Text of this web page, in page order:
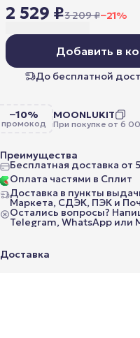
2 529 ₽3 209 ₽−21%
Добавить в
До бесплатной
−10%
промокод
MOONLUKIT
При покупке от 6
Преимущества
Бесплатная доставка от
Оплата частями в Сплит
Доставка в пункты
Маркета, СДЭК, ПЭК и
Остались вопросы?
Telegram, WhatsApp или
Доставка